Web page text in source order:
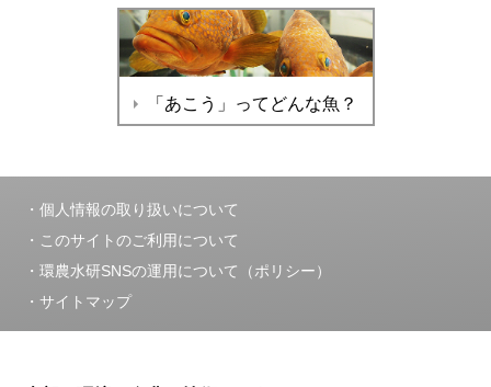
「あこう」ってどんな魚？
個人情報の取り扱いについて
このサイトのご利用について
環農水研SNSの運用について（ポリシー）
サイトマップ